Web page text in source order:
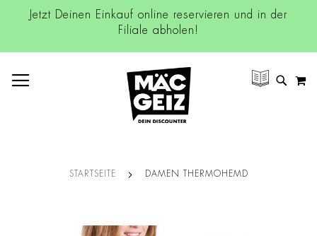
Jetzt Deinen Einkauf online reservieren und in der
Filiale abholen!
SUCHE
STARTSEITE DAMEN THERMOHEMD